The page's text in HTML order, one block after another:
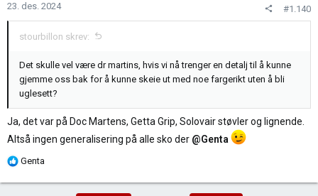
23. des. 2024 #1.140
stourbillon skrev:
Det skulle vel være dr martins, hvis vi nå trenger en detalj til å kunne
gjemme oss bak for å kunne skeie ut med noe fargerikt uten å bli
uglesett?
Ja, det var på Doc Martens, Getta Grip, Solovair støvler og lignende.
Altså ingen generalisering på alle sko der @Genta
R
Genta